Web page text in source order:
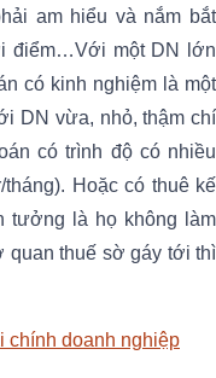
am hiểu và nắm bắt
điểm…Với một DN lớn
có kinh nghiệm là một
DN vừa, nhỏ, thậm chí
có trình độ có nhiều
Hoặc có thuê kế
tưởng là họ không làm
quan thuế sờ gáy tới thì
chính doanh nghiệp